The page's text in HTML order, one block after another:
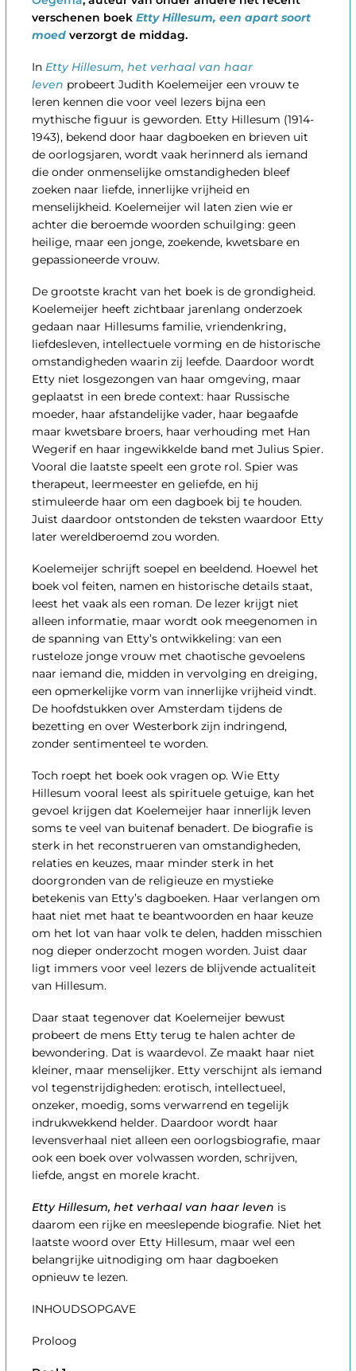
verschenen boek Etty Hillesum, een apart soort
moedverzorgt de middag.
In Etty Hillesum, het verhaal van haar
leven probeert Judith Koelemeijer een vrouw te
leren kennen die voor veel lezers bijna een
mythische figuur is geworden. Etty Hillesum (1914-
1943), bekend door haar dagboeken en brieven uit
de oorlogsjaren, wordt vaak herinnerd als iemand
die onder onmenselijke omstandigheden bleef
zoeken naar liefde, innerlijke vrijheid en
menselijkheid. Koelemeijer wil laten zien wie er
achter die beroemde woorden schuilging: geen
heilige, maar een jonge, zoekende, kwetsbare en
gepassioneerde vrouw.
De grootste kracht van het boek is de grondigheid.
Koelemeijer heeft zichtbaar jarenlang onderzoek
gedaan naar Hillesums familie, vriendenkring,
liefdesleven, intellectuele vorming en de historische
omstandigheden waarin zij leefde. Daardoor wordt
Etty niet losgezongen van haar omgeving, maar
geplaatst in een brede context: haar Russische
moeder, haar afstandelijke vader, haar begaafde
maar kwetsbare broers, haar verhouding met Han
Wegerif en haar ingewikkelde band met Julius Spier.
Vooral die laatste speelt een grote rol. Spier was
therapeut, leermeester en geliefde, en hij
stimuleerde haar om een dagboek bij te houden.
Juist daardoor ontstonden de teksten waardoor Etty
later wereldberoemd zou worden.
Koelemeijer schrijft soepel en beeldend. Hoewel het
boek vol feiten, namen en historische details staat,
leest het vaak als een roman. De lezer krijgt niet
alleen informatie, maar wordt ook meegenomen in
de spanning van Etty’s ontwikkeling: van een
rusteloze jonge vrouw met chaotische gevoelens
naar iemand die, midden in vervolging en dreiging,
een opmerkelijke vorm van innerlijke vrijheid vindt.
De hoofdstukken over Amsterdam tijdens de
bezetting en over Westerbork zijn indringend,
zonder sentimenteel te worden.
Toch roept het boek ook vragen op. Wie Etty
Hillesum vooral leest als spirituele getuige, kan het
gevoel krijgen dat Koelemeijer haar innerlijk leven
soms te veel van buitenaf benadert. De biografie is
sterk in het reconstrueren van omstandigheden,
relaties en keuzes, maar minder sterk in het
doorgronden van de religieuze en mystieke
betekenis van Etty’s dagboeken. Haar verlangen om
haat niet met haat te beantwoorden en haar keuze
om het lot van haar volk te delen, hadden misschien
nog dieper onderzocht mogen worden. Juist daar
ligt immers voor veel lezers de blijvende actualiteit
van Hillesum.
Daar staat tegenover dat Koelemeijer bewust
probeert de mens Etty terug te halen achter de
bewondering. Dat is waardevol. Ze maakt haar niet
kleiner, maar menselijker. Etty verschijnt als iemand
vol tegenstrijdigheden: erotisch, intellectueel,
onzeker, moedig, soms verwarrend en tegelijk
indrukwekkend helder. Daardoor wordt haar
levensverhaal niet alleen een oorlogsbiografie, maar
ook een boek over volwassen worden, schrijven,
liefde, angst en morele kracht.
Etty Hillesum, het verhaal van haar leven is
daarom een rijke en meeslepende biografie. Niet het
laatste woord over Etty Hillesum, maar wel een
belangrijke uitnodiging om haar dagboeken
opnieuw te lezen.
INHOUDSOPGAVE
Proloog